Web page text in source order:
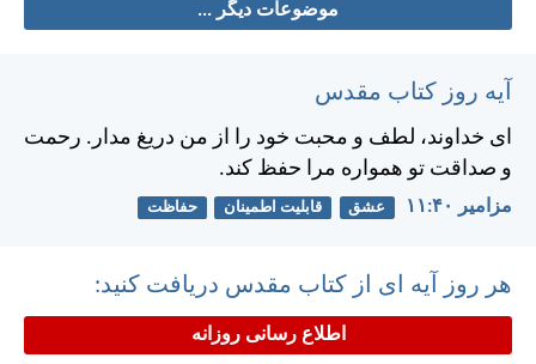
موضوعات دیگر ...
آیه روز کتاب مقدس
ای خداوند، لطف و محبت خود را از من دريغ مدار. رحمت
و صداقت تو همواره مرا حفظ كند.
مزامير ۴۰:‏۱۱ عشق قابلیت اطمینان حفاظت
هر روز آیه ای از کتاب مقدس دریافت کنید:
اطلاع رسانی روزانه